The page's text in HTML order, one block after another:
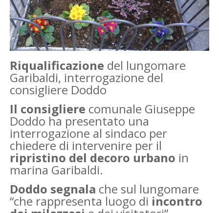
Riqualificazione del lungomare
Garibaldi, interrogazione del
consigliere Doddo
Il consigliere comunale Giuseppe
Doddo ha presentato una
interrogazione al sindaco per
chiedere di intervenire per il
ripristino del decoro urbano in
marina Garibaldi.
Doddo segnala che sul lungomare
“che rappresenta luogo di incontro